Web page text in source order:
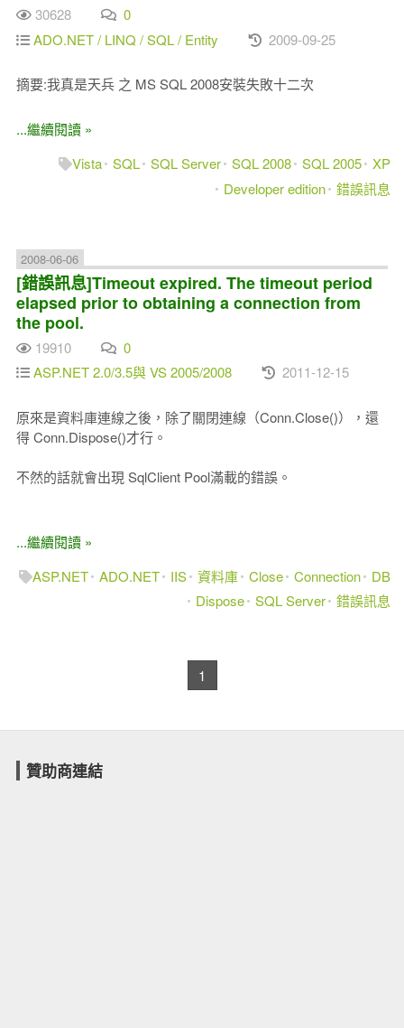
30628
0
ADO.NET / LINQ / SQL / Entity
2009-09-25
摘要:我真是天兵 之 MS SQL 2008安裝失敗十二次
...繼續閱讀 »
Vista SQL SQL Server SQL 2008 SQL 2005 XP
Developer edition 錯誤訊息
2008-06-06
[錯誤訊息]Timeout expired. The timeout period
elapsed prior to obtaining a connection from
the pool.
19910
0
ASP.NET 2.0/3.5與 VS 2005/2008
2011-12-15
原來是資料庫連線之後，除了關閉連線（Conn.Close()），還
得 Conn.Dispose()才行。
不然的話就會出現 SqlClient Pool滿載的錯誤。
...繼續閱讀 »
ASP.NET ADO.NET IIS 資料庫 Close Connection
DB
Dispose SQL Server 錯誤訊息
1
贊助商連結